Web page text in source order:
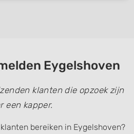
Eygelshoven
klanten die opzoek zijn
een kapper.
bereiken in Eygelshoven?